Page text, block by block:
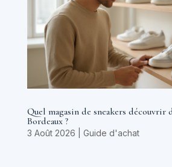
Quel magasin de sneakers découvrir
Bordeaux ?
3 Août 2026 Guide d'achat